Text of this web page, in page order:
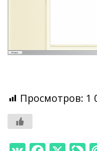
Просмотров: 1